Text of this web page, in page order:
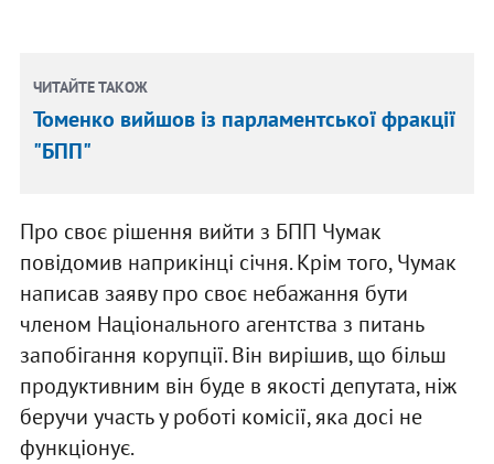
ЧИТАЙТЕ ТАКОЖ
Томенко вийшов із парламентської фракції
"БПП"
Про своє рішення вийти з БПП Чумак
повідомив наприкінці січня. Крім того, Чумак
написав заяву про своє небажання бути
членом Національного агентства з питань
запобігання корупції. Він вирішив, що більш
продуктивним він буде в якості депутата, ніж
беручи участь у роботі комісії, яка досі не
функціонує.